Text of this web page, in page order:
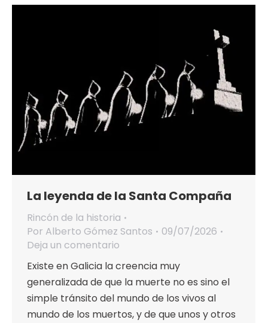
La leyenda de la Santa Compaña
Rincón de la historia
Por Alberto Gómez Santos
09/07/2026
Deja un comentario
Existe en Galicia la creencia muy
generalizada de que la muerte no es sino el
simple tránsito del mundo de los vivos al
mundo de los muertos, y de que unos y otros